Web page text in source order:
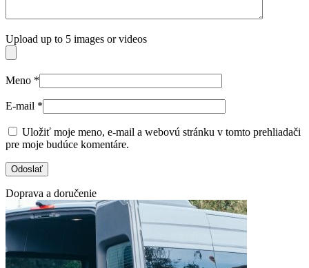
Upload up to 5 images or videos
Meno *
E-mail *
Uložiť moje meno, e-mail a webovú stránku v tomto prehliadači
pre moje budúce komentáre.
Doprava a doručenie